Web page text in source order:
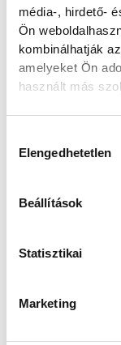
média-, hirdető-
Ön
kombinálhatják
amelyeket Ön
használt más
Elengedhetetlen
Beállítások
Statisztikai
Marketing